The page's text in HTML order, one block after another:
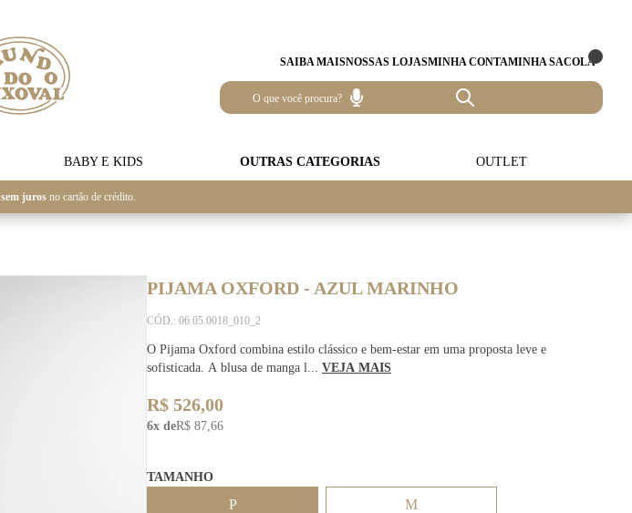
SAIBA MAISNOSSAS LOJASMINHA CONTAMINHA SACOLA
BABY E KIDS OUTRAS CATEGORIAS OUTLET
sem juros no cartão de crédito.
PIJAMA OXFORD - AZUL MARINHO
CÓD.: 06.05.0018_010_2
O Pijama Oxford combina estilo clássico e bem-estar em uma proposta leve e
sofisticada. A blusa de manga l... VEJA MAIS
R$ 526,00
6x deR$ 87,66
TAMANHO
P M